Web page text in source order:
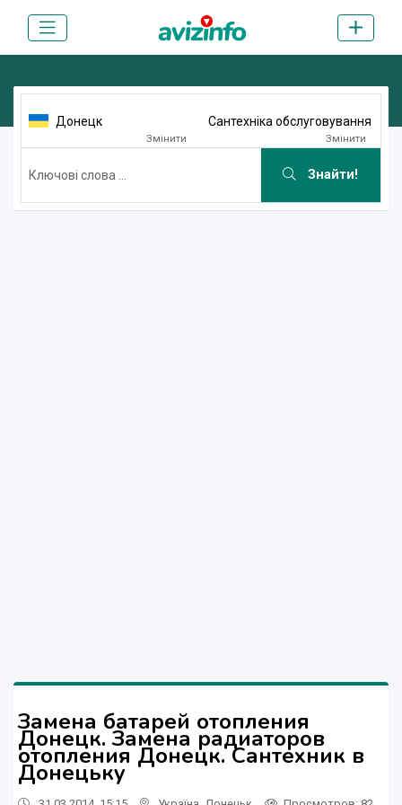
Донецк
Змінити
Сантехніка обслуговування
Змінити
Знайти!
Замена батарей отопления
Донецк. Замена радиаторов
отопления Донецк. Сантехник в
Донецьку